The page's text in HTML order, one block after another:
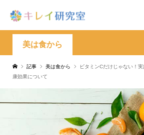
美は食から
記事 美は食から
ビタミンCだけじゃない！
康効果について